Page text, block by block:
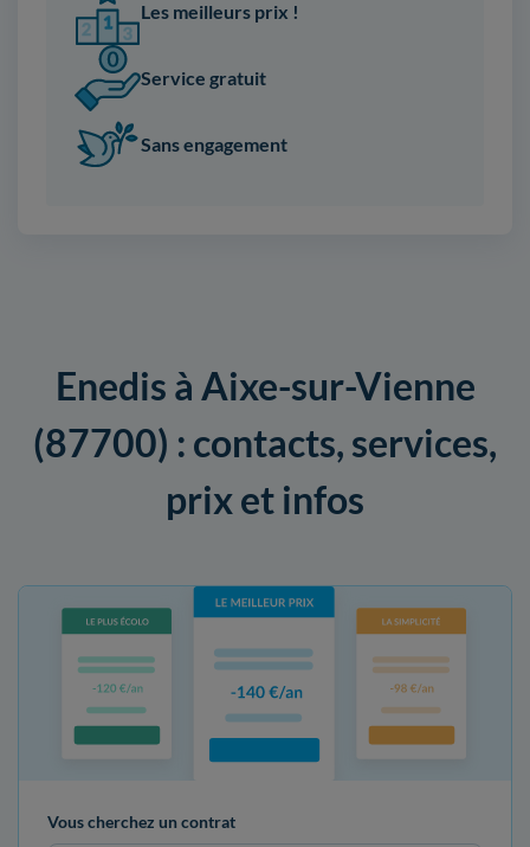
Les meilleurs prix !
Service gratuit
Sans engagement
Enedis à Aixe-sur-Vienne
(87700) : contacts, services,
prix et infos
Vous cherchez un contrat